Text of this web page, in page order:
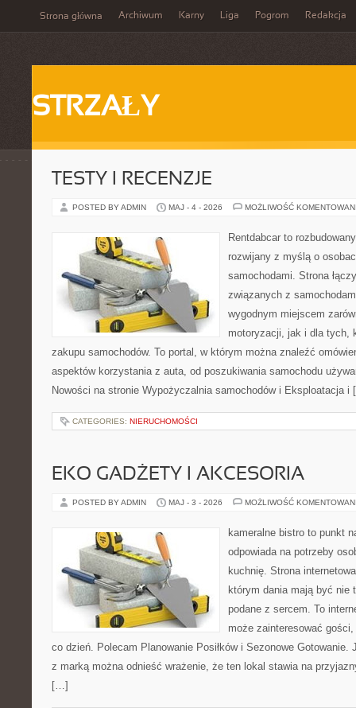
Strona główna Archiwum Karny Liga Pogrom Redakcja
STRZAŁY
TESTY I RECENZJE
POSTED BY ADMIN MAJ - 4 - 2026 MOŻLIWOŚĆ
Rentdabcar to
rozwijany z myślą o
samochodami. Strona
związanych z
wygodnym miejscem
motoryzacji, jak i dla tych,
zakupu samochodów. To portal, w którym można znaleźć
aspektów korzystania z auta, od poszukiwania samochodu
Nowości na stronie Wypożyczalnia samochodów i Eksploatacja
CATEGORIES: NIERUCHOMOŚCI
EKO GADŻETY I AKCESORIA
POSTED BY ADMIN MAJ - 3 - 2026 MOŻLIWOŚĆ
kameralne bistro to punkt
odpowiada na potrzeby
kuchnię. Strona
którym dania mają być nie
podane z sercem. To
może zainteresować
co dzień. Polecam Planowanie Posiłków i Sezonowe Gotowanie.
z marką można odnieść wrażenie, że ten lokal stawia na
[…]